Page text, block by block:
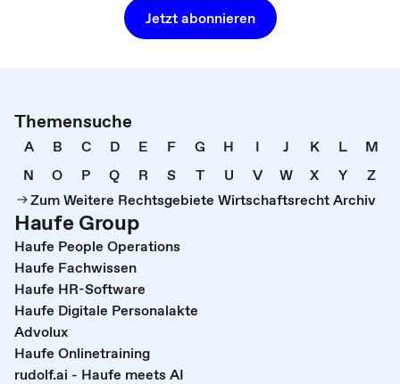
Jetzt abonnieren
Themensuche
A B C D E F G H I J K L
M
N
O P Q R S T U V W X Y
Z
Zum Weitere Rechtsgebiete Wirtschaftsrecht Archiv
Haufe Group
Haufe People Operations
Haufe Fachwissen
Haufe HR-Software
Haufe Digitale Personalakte
Advolux
Haufe Onlinetraining
rudolf.ai - Haufe meets AI